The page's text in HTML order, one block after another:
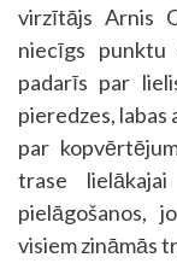
virzītājs Arnis
niecīgs punktu
padarīs par
pieredzes, labas
par
trase
pielāgošanos,
visiem zināmās